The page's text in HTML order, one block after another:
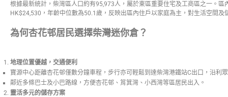
根據最新統計，柴灣區人口約有95,973人，屬於東區重要住宅及工商區之一。區
HK$24,530，年齡中位數為50.1歲，反映出區內住戶以家庭為主，對生活空間及
為何杏花邨居民選擇柴灣迷你倉？
地理位置優越，交通便利
寶源中心距離杏花邨僅數分鐘車程，步行亦可輕鬆到達柴灣港鐵站C出口，沿利
鄰近多條巴士及小巴路線，方便杏花邨、筲箕灣、小西灣等區居民出入。
靈活多元的儲存方案